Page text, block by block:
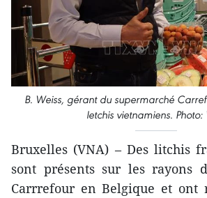
B. Weiss, gérant du supermarché
letchis vietnamiens. Photo:
Bruxelles (VNA) – Des litchis
sont présents sur les rayons
Carrrefour en Belgique et ont